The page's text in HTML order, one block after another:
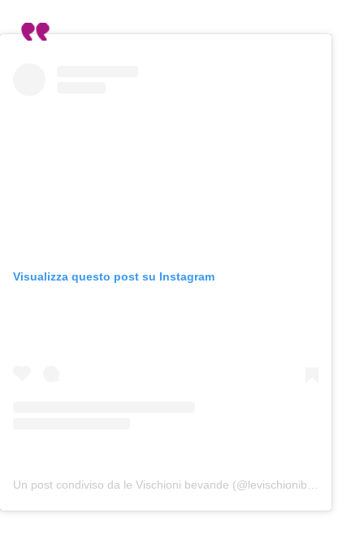
Visualizza questo post su Instagram
Un post condiviso da le Vischioni bevande (@levischionibevande)